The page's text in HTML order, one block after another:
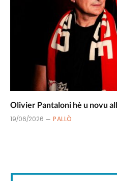
Olivier Pantaloni hè u novu
19/06/2026 PALLÒ